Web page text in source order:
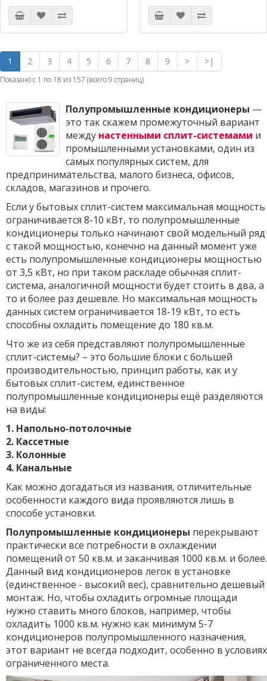
1 2 3 4 5 6 7 8 9 > >|
Показано с 1 по 18 из 157 (всего 9 страниц)
Полупромышленные кондиционеры —
это так скажем промежуточный вариант
между настенными сплит-системами и
промышленными установками, один из
самых популярных систем, для
предпринимательства, малого бизнеса, офисов,
складов, магазинов и прочего.
Если у бытовых сплит-систем максимальная мощность
ограничивается 8-10 кВт, то полупромышленные
кондиционеры только начинают свой модельный ряд
с такой мощностью, конечно на данный момент уже
есть полупромышленные кондиционеры мощностью
от 3,5 кВт, но при таком раскладе обычная сплит-
система, аналогичной мощности будет стоить в два, а
то и более раз дешевле. Но максимальная мощность
данных систем ограничивается 18-19 кВт, то есть
способны охладить помещение до 180 кв.м.
Что же из себя представляют полупромышленные
сплит-системы? – это большие блоки с большей
производительностью, принцип работы, как и у
бытовых сплит-систем, единственное
полупромышленные кондиционеры ещё разделяются
на виды:
1. Напольно-потолочные
2. Кассетные
3. Колонные
4. Канальные
Как можно догадаться из названия, отличительные
особенности каждого вида проявляются лишь в
способе установки.
Полупромышленные кондиционеры перекрывают
практически все потребности в охлаждении
помещений от 50 кв.м. и заканчивая 1000 кв.м. и более.
Данный вид кондиционеров легок в установке
(единственное - высокий вес), сравнительно дешевый
монтаж. Но, чтобы охладить огромные площади
нужно ставить много блоков, например, чтобы
охладить 1000 кв.м. нужно как минимум 5-7
кондиционеров полупромышленного назначения,
этот вариант не всегда подходит, особенно в условиях
ограниченного места.